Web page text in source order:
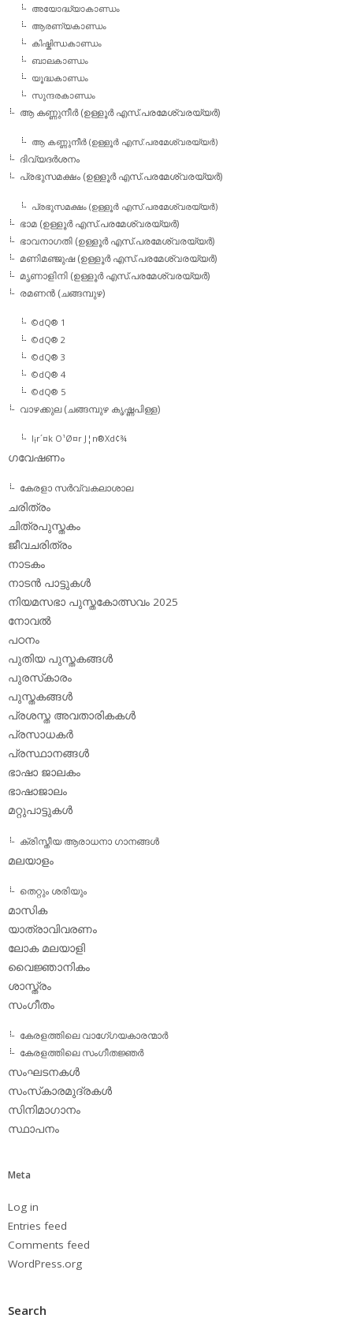
അയോദ്ധ്യാകാണ്ഡം
ആരണ്യകാണ്ഡം
കിഷ്കിന്ധകാണ്ഡം
ബാലകാണ്ഡം
യൂദ്ധകാണ്ഡം
സുന്ദരകാണ്ഡം
ആ കണ്ണുനീര്‍ (ഉള്ളൂര്‍ എസ്.പരമേശ്വരയ്യര്‍)
ആ കണ്ണുനീര്‍ (ഉള്ളൂര്‍ എസ്.പരമേശ്വരയ്യര്‍)
ദിവ്യദര്‍ശനം
പ്രഭുസമക്ഷം (ഉള്ളൂര്‍ എസ്.പരമേശ്വരയ്യര്‍)
പ്രഭുസമക്ഷം (ഉള്ളൂര്‍ എസ്.പരമേശ്വരയ്യര്‍)
ഭാമ (ഉള്ളൂര്‍ എസ്.പരമേശ്വരയ്യര്‍)
ഭാവനാഗതി (ഉള്ളൂര്‍ എസ്.പരമേശ്വരയ്യര്‍)
മണിമഞ്ജുഷ (ഉള്ളൂര്‍ എസ്.പരമേശ്വരയ്യര്‍)
മൃണാളിനി (ഉള്ളൂര്‍ എസ്.പരമേശ്വരയ്യര്‍)
രമണന്‍ (ചങ്ങമ്പുഴ)
©dQ® 1
©dQ® 2
©dQ® 3
©dQ® 4
©dQ® 5
വാഴക്കുല (ചങ്ങമ്പുഴ കൃഷ്ണപിള്ള)
l¡r´¤k O¹Ø¤r J¦n®Xd¢¾
ഗവേഷണം
കേരളാ സര്‍വ്വകലാശാല
ചരിത്രം
ചിത്രപുസ്തകം
ജീവചരിത്രം
നാടകം
നാടന്‍ പാട്ടുകള്‍
നിയമസഭാ പുസ്തകോത്സവം 2025
നോവല്‍
പഠനം
പുതിയ പുസ്തകങ്ങള്‍
പുരസ്‌കാരം
പുസ്തകങ്ങള്‍
പ്രശസ്ത അവതാരികകള്‍
പ്രസാധകര്‍
പ്രസ്ഥാനങ്ങള്‍
ഭാഷാ ജാലകം
ഭാഷാജാലം
മറ്റുപാട്ടുകള്‍
ക്രിസ്തീയ ആരാധനാ ഗാനങ്ങള്‍
മലയാളം
തെറ്റും ശരിയും
മാസിക
യാത്രാവിവരണം
ലോക മലയാളി
വൈജ്ഞാനികം
ശാസ്ത്രം
സംഗീതം
കേരളത്തിലെ വാഗേ്ഗയകാരന്മാര്‍
കേരളത്തിലെ സംഗീതജ്ഞര്‍
സംഘടനകള്‍
സംസ്‌കാരമുദ്രകള്‍
സിനിമാഗാനം
സ്ഥാപനം
Meta
Log in
Entries feed
Comments feed
WordPress.org
Search